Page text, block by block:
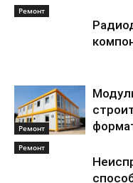
Ремонт
Ремонт
Ремонт